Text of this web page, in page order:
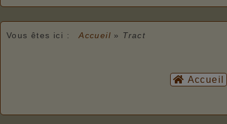
Vous êtes ici : Accueil » Tract
Accueil